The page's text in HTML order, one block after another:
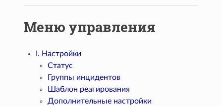
Меню управления
I. Настройки
Статус
Группы инцидентов
Шаблон реагирования
Дополнительные настройки